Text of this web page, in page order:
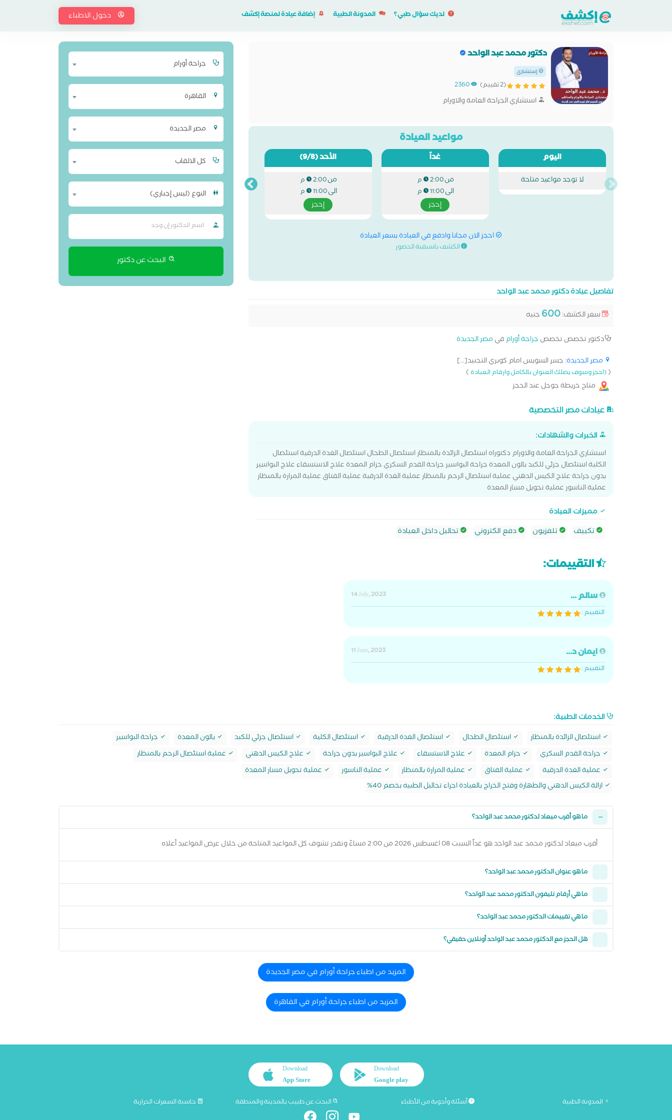
لديك سؤال طبي؟ المدونة الطبية إضافة عيادة لمنصة إكشف دخول الاطباء
دكتور محمد عبد الواحد
إستشاري
(2 تقييم) 2360
استشاري الجراحة العامة والاورام
مواعيد العيادة
اليوم
لا توجد مواعيد متاحة
غداً
من2:00 م
الى11:00 م
إحجز
الأحد(9/8)
من2:00 م
الى11:00 م
إحجز
احجز الان مجانا وادفع في العيادة بسعر العيادة
الكشف باسبقية الحضور
تفاصيل عيادة دكتور محمد عبد الواحد
سعر الكشف:600 جنيه
دكتور تخصص تخصص جراحة أورامفي مصر الجديدة
مصر الجديدة: جسر السويس امام كوبري التجنيد[...]
((احجز وسوف يصلك العنوان بالكامل وارقام العيادة)
متاح خريطة جوجل عند الحجز
عيادات مصر التخصصية
الخبرات والشهادات:
استشاري الجراحة العامة والاورام دكتوراه استئصال الزائدة بالمنظار استئصال الطحال استئصال الغدة الدرقية استئصال
الكلية استئصال جزئي للكبد بالون المعدة جراحة البواسير جراحة القدم السكري حزام المعدة علاج الاستسقاء علاج البواسير
بدون جراحة علاج الكيس الدهني عملية استئصال الرحم بالمنظار عملية الغدة الدرقية عملية الفتاق عملية المرارة بالمنظار
عملية الناسور عملية تحويل مسار المعدة
مميزات العيادة
تكييف
تلفزيون دفع الكتروني تحاليل داخل العيادة
جراحة أورام
القاهرة
مصر الجديدة
كل الالقاب
النوع (ليس إجباري)
البحث عن دكتور
التقييمات:
سالم ...
14 July, 2023
التقييم :
ايمان د...
11 June, 2023
التقييم :
الخدمات الطبية:
استئصال الزائدة بالمنظار استئصال الطحال استئصال الغدة الدرقية استئصال الكلية استئصال جزئي للكبد بالون المعدة
جراحة البواسير
جراحة القدم السكري
حزام المعدة علاج الاستسقاء علاج البواسير بدون جراحة علاج الكيس الدهني
عملية استئصال الرحم بالمنظار
عملية الغدة الدرقية
عملية الفتاق عملية المرارة بالمنظار عملية الناسور
عملية تحويل مسار المعدة
ازالة الكيس الدهني والطهارة وفتح الخراج بالعيادة اجراء تحاليل الطبيه بخصم 40%
ما هو أقرب ميعاد لدكتور محمد عبد الواحد؟
أقرب ميعاد لدكتور محمد عبد الواحد هو غداً السبت 08 اغسطس 2026 من 2:00 مساءً وتقدر تشوف كل المواعيد المتاحة من خلال عرض المواعيد أعلاه
ما هو عنوان الدكتور محمد عبد الواحد؟
ما هي أرقام تليفون الدكتور محمد عبد الواحد؟
ما هي تقييمات الدكتور محمد عبد الواحد؟
هل الحجز مع الدكتور محمد عبد الواحد أونلاين حقيقي؟
المزيد من اطباء جراحة أورام في مصر الجديدة
المزيد من اطباء جراحة أورام في القاهرة
Download
Google play
Download
App Store
المدونة الطبية أسئلة وأجوبة من الأطباء البحث عن طبيب بالمدينة والمنطقة حاسبة السعرات الحرارية